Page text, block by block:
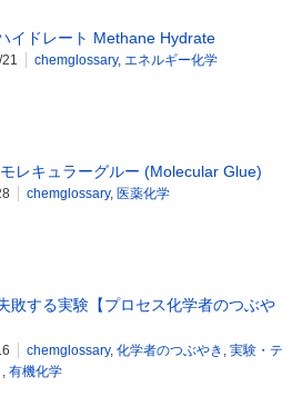
イドレート Methane Hydrate
chemglossary, エネルギー化学
レキュラーグルー (Molecular Glue)
chemglossary, 医薬化学
敗する実験【プロセス化学者のつぶや
chemglossary, 化学者のつぶやき , 実験・テ
, 有機化学